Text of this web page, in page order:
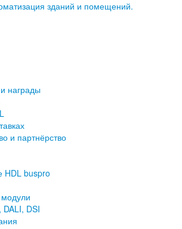
зданий и помещений.
награды
и партнёрство
HDL buspro
DALI, DSI